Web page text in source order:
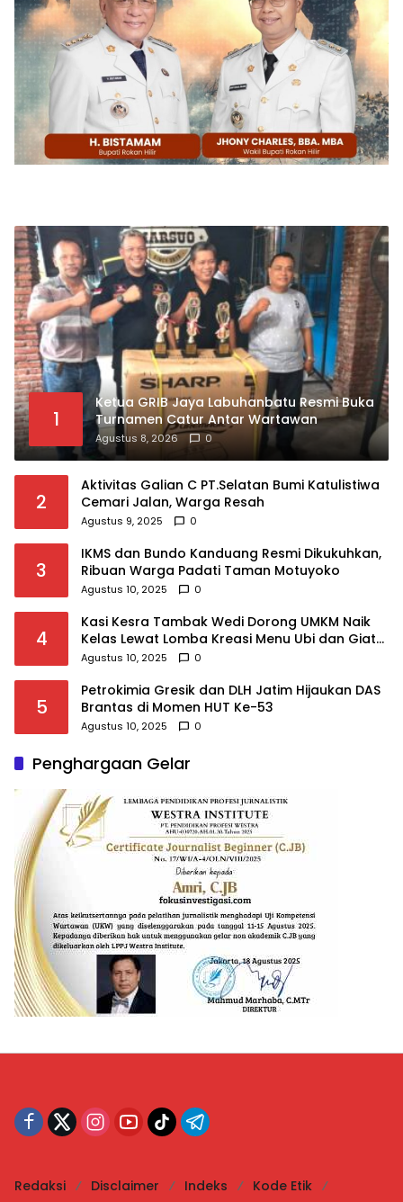
1
Ketua GRIB Jaya Labuhanbatu Resmi Buka
Turnamen Catur Antar Wartawan
Agustus 8, 2026 0
2
Aktivitas Galian C PT.Selatan Bumi Katulistiwa
Cemari Jalan, Warga Resah
Agustus 9, 2025 0
3
IKMS dan Bundo Kanduang Resmi Dikukuhkan,
Ribuan Warga Padati Taman Motuyoko
Agustus 10, 2025 0
4
Kasi Kesra Tambak Wedi Dorong UMKM Naik
Kelas Lewat Lomba Kreasi Menu Ubi dan Giat
KSH Meriahkan HUT RI
Agustus 10, 2025 0
5
Petrokimia Gresik dan DLH Jatim Hijaukan DAS
Brantas di Momen HUT Ke-53
Agustus 10, 2025 0
Penghargaan Gelar
Redaksi Disclaimer Indeks
Kode Etik